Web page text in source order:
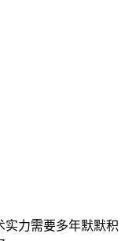
实力需要多年默默积